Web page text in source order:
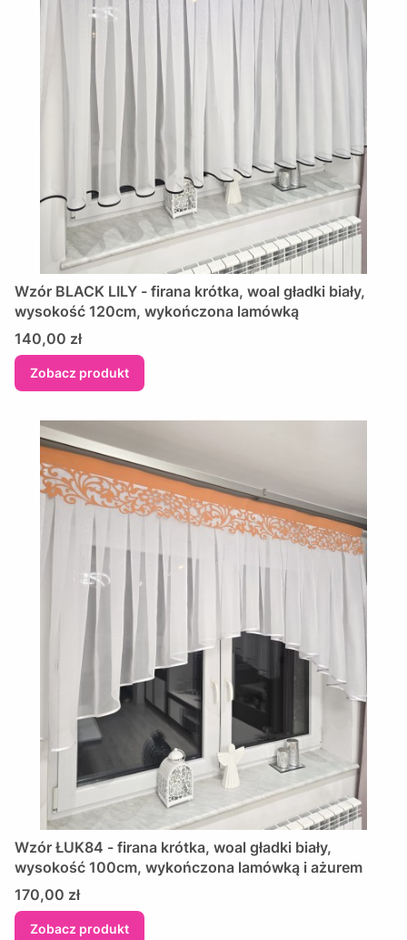
Wzór BLACK LILY - firana krótka, woal gładki biały,
wysokość 120cm, wykończona lamówką
Cena
140,00 zł
Zobacz produkt
Wzór ŁUK84 - firana krótka, woal gładki biały,
wysokość 100cm, wykończona lamówką i ażurem
Cena
170,00 zł
Zobacz produkt